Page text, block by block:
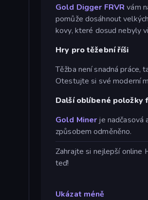
Gold Digger FRVR vám
pomůže dosáhnout
kovy, které dosud nebyly
Hry pro těžební říši
Těžba není snadná práce,
Otestujte si své moderní
Další oblíbené položky
Gold Miner je nadčasová
způsobem odměněno.
Zahrajte si nejlepší online
teď!
Ukázat méně